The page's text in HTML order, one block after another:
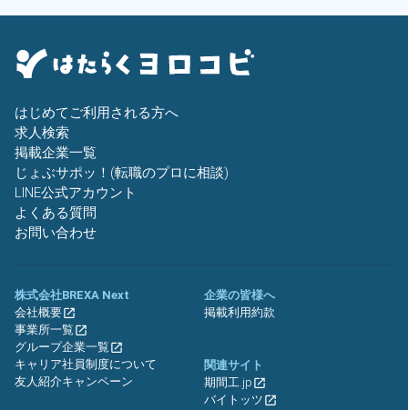
はじめてご利用される方へ
求人検索
掲載企業一覧
じょぶサポッ！(転職のプロに相談)
LINE公式アカウント
よくある質問
お問い合わせ
株式会社BREXA Next
会社概要
事業所一覧
グループ企業一覧
キャリア社員制度について
友人紹介キャンペーン
企業の皆様へ
掲載利用約款
関連サイト
期間工.jp
バイトッツ